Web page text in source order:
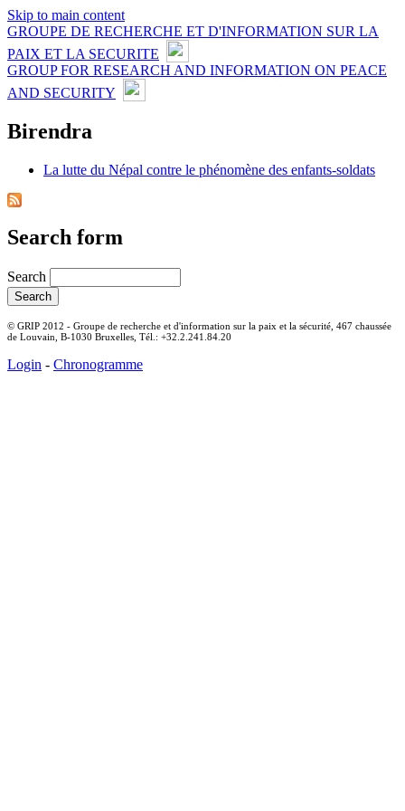
Skip to main content
GROUPE DE RECHERCHE ET D'INFORMATION SUR LA
PAIX ET LA SECURITE
GROUP FOR RESEARCH AND INFORMATION ON PEACE
AND SECURITY
Birendra
La lutte du Népal contre le phénomène des enfants-soldats
Search form
Search
© GRIP 2012 - Groupe de recherche et d'information sur la paix et la sécurité, 467 chaussée
de Louvain, B-1030 Bruxelles, Tél.: +32.2.241.84.20
Login - Chronogramme